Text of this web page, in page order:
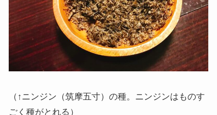
（↑ニンジン（筑摩五寸）の種。ニンジンはものす
ごく種がとれる）